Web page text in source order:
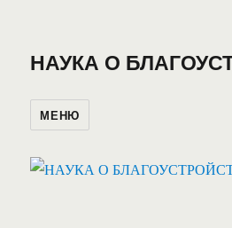
НАУКА О
МЕНЮ